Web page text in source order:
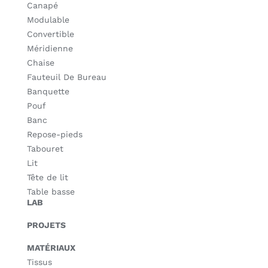
Canapé
Modulable
Convertible
Méridienne
Chaise
Fauteuil De Bureau
Banquette
Pouf
Banc
Repose-pieds
Tabouret
Lit
Tête de lit
Table basse
LAB
PROJETS
MATÉRIAUX
Tissus